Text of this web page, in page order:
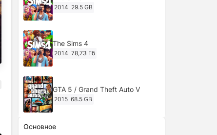
2014 29.5 GB
The Sims 4
2014 78,73 Гб
GTA 5 / Grand Theft Auto V
2015 68.5 GB
Ghost of Tsushima: Director's Cut
Основное